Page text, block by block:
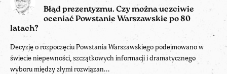
Błąd prezentyzmu. Czy można uczciwie
oceniać Powstanie Warszawskie po 80
latach?
Decyzję o rozpoczęciu Powstania Warszawskiego podejmowano w
świecie niepewności, szczątkowych informacji i dramatycznego
wyboru między złymi rozwiązan...